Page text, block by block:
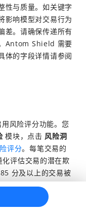
性与质量。如关键字
影响模型对交易行为
差。请确保传递所有
Antom Shield 需要
体的字段详情请参阅
风险评分功能。您
模块，点击 风险洞
评分。每笔交易的
化评估交易的潜在欺
分及以上的交易被
作